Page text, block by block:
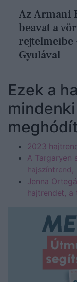
Az Armani
beavat a
rejtelmeibe
Gyulával
Ezek a
2023
A Targaryen
Jenna
hajtrendet,